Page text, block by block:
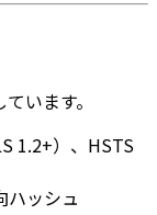
います。
1.2+）、HSTS
ハッシュ